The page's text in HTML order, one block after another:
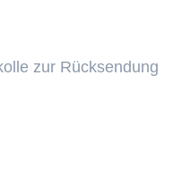
zur Rücksendung